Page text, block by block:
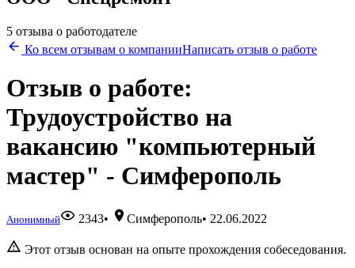
5 отзыва о работодателе
Ко всем отзывам о компанииНаписать отзыв о работе
Отзыв о работе:
Трудоустройство на
вакансию "компьютерный
мастер" - Симферополь
Анонимный 2343• Симферополь• 22.06.2022
Этот отзыв основан на опыте прохождения собеседования.